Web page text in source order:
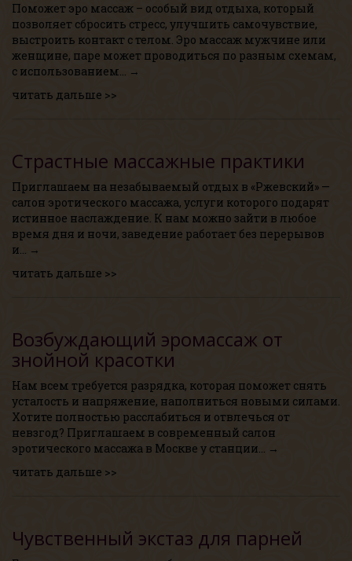
Поможет эро массаж – особый вид отдыха, который
позволяет сбросить стресс, улучшить самочувствие,
выстроить контакт с телом. Эро массаж мужчине или
женщине, паре может проводиться по разным схемам,
с использованием… →
читать дальше >>
Страстные массажные практики
Приглашаем на незабываемый отдых в «Ржевский» —
салон эротического массажа, услуги которого подарят
истинное наслаждение. К нам можно зайти в любое
время дня и ночи, заведение работает без перерывов
и… →
читать дальше >>
Возбуждающий эромассаж от
знойной красотки
Нам всем требуется разрядка, которая поможет снять
усталость и напряжение, наполниться новыми силами.
Хотите полностью расслабиться и отвлечься от
невзгод? Приглашаем в современный салон
эротического массажа в Москве у станции… →
читать дальше >>
Чувственный экстаз для парней